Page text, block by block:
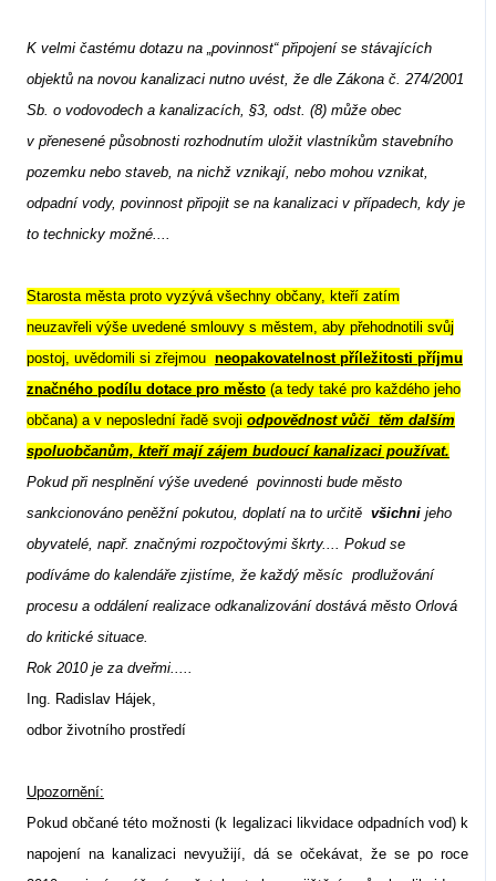
K velmi častému dotazu na „povinnost“ připojení se stávajících
objektů na novou kanalizaci nutno uvést, že dle Zákona č. 274/2001
Sb. o vodovodech a kanalizacích, §3, odst. (8) může obec
v přenesené působnosti rozhodnutím uložit vlastníkům stavebního
pozemku nebo staveb, na nichž vznikají, nebo mohou vznikat,
odpadní vody, povinnost připojit se na kanalizaci v případech, kdy je
to technicky možné....
Starosta města proto vyzývá všechny občany, kteří zatím
neuzavřeli výše uvedené smlouvy s městem, aby přehodnotili svůj
postoj, uvědomili si zřejmou neopakovatelnost příležitosti příjmu
značného podílu dotace pro město(a tedy také pro každého jeho
občana) a v neposlední řadě svoji odpovědnost vůči těm dalším
spoluobčanům, kteří mají zájem budoucí kanalizaci používat.
Pokud při nesplnění výše uvedené povinnosti bude město
sankcionováno peněžní pokutou, doplatí na to určitě všichnijeho
obyvatelé, např. značnými rozpočtovými škrty.... Pokud se
podíváme do kalendáře zjistíme, že každý měsíc prodlužování
procesu a oddálení realizace odkanalizování dostává město Orlová
do kritické situace.
Rok 2010 je za dveřmi.....
Ing. Radislav Hájek,
odbor životního prostředí
Upozornění:
Pokud občané této možnosti (k legalizaci likvidace odpadních vod) k
napojení na kanalizaci nevyužijí, dá se očekávat, že se po roce